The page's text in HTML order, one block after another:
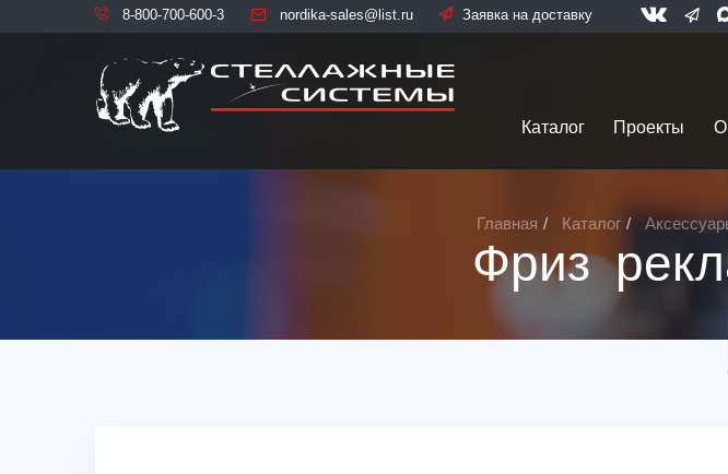
8-800-700-600-3 nordika-sales@list.ru Заявка на доставку
Каталог Проекты О
Главная Каталог
Фриз